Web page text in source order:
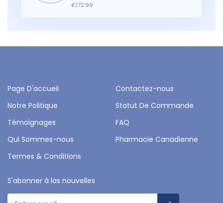
€172.99
Page D'accueil
Contactez-nous
Notre Politique
Statut De Commande
Témoignages
FAQ
Qui Sommes-nous
Pharmacie Canadienne
Termes & Conditions
S'abonner à las nouvelles